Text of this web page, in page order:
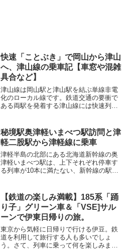
快速「ことぶき」で岡山から津山
へ、津山線の乗車記【車窓や混雑
具合など】
津山線は岡山駅と津山駅を結ぶ単線非電
化のローカル線です。鉄道交通の要衝で
ある両駅を発着する津山線には快速列車
の快速「ことぶき」で津山駅まで乗車し
ました。岡山...
秘境駅奥津軽いまべつ駅訪問と津
軽二股駅から津軽線に乗車
津軽半島の北部にある北海道新幹線の奥
津軽いまべつ駅は、上下それぞれ停車す
る列車が10本に満たない、新幹線の駅で
駅新幹線に乗車し、その後隣接する津軽
線の津軽二股駅...
【鉄道の楽しみ満載】185系「踊
り子」グリーン車＆「VSE]サル
ーンで伊東日帰りの旅。
東京から気軽に日帰りで行ける伊豆。鉄
道を利用して旅行する人も多いでしょ
う。さて、列車に乗って何を楽しみます